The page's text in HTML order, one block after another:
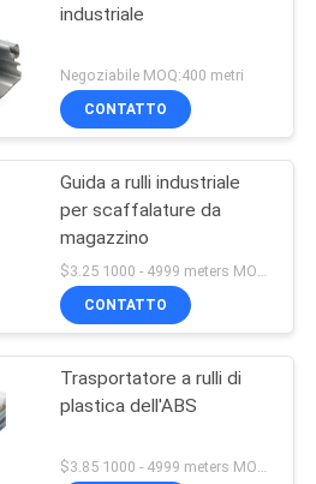
industriale
Negoziabile MOQ:400 metri
CONTATTO
Guida a rulli industriale
per scaffalature da
magazzino
CONTATTO
Trasportatore a rulli di
plastica dell'ABS